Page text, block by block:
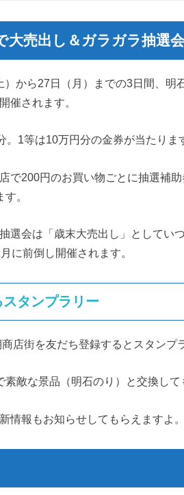
大売出し＆ガラガラ抽選会
）から27日（月）までの3日間、明
催されます。
。1等は10万円分の金券が当たりま
で200円のお買い物ごとに抽選補
。
選会は「歳末大売出し」としてい
に前倒し開催されます。
タンプラリー
店街を友だち登録するとスタンプ
素敵な景品（明石のり）と交換して
情報もお知らせしてもらえますよ。